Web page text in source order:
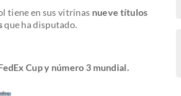
tiene en sus vitrinas nueve títulos
que ha disputado.
Cup y número 3 mundial.